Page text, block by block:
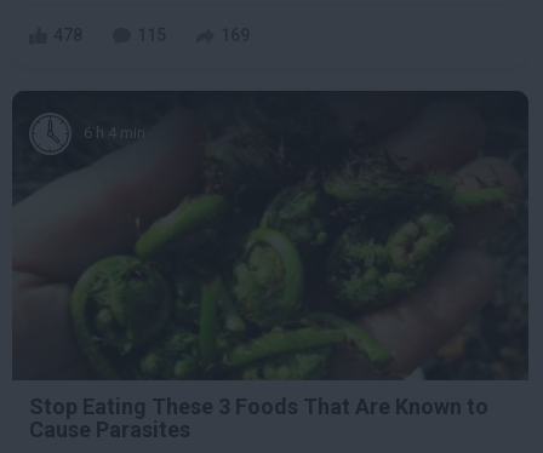
6 h 4 min
Stop Eating These 3 Foods That Are Known to
Cause Parasites